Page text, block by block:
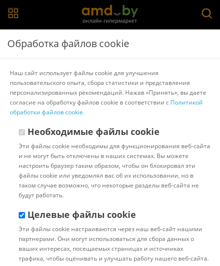
Главная > Каталог товаров Операционные системы
Сортировать: Популярные
Показано с 0 по 0 из 0 (всего 0 страниц)
Смотрите также
Программное обеспечение
Карты оплаты и подписки
Регионы
Брест
Гомель
Популярные товары
Обработка файлов cookie
Наш сайт использует файлы cookie для улучшения
пользовательского опыта, сбора статистики и представления
персонализированных рекомендаций. Нажав «Принять», вы даете
согласие на обработку файлов cookie в соответствии с Политикой
обработки файлов cookie.
Необходимые файлы cookie
Эти файлы cookie необходимы для функционирования веб-сайта
и не могут быть отключены в наших системах. Вы можете
настроить браузер таким образом, чтобы он блокировал эти
файлы cookie или уведомлял вас об их использовании, но в
таком случае возможно, что некоторые разделы веб-сайта не
будут работать.
Целевые файлы cookie
Эти файлы cookie настраиваются через наш веб-сайт нашими
партнерами. Они могут использоваться для сбора данных о
ваших интересах, посещаемых страницах и источниках
трафика, чтобы оценивать и улучшать работу нашего веб-сайта.